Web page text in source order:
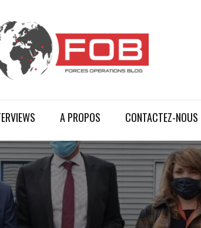
A PROPOS CONTACTEZ-NOUS